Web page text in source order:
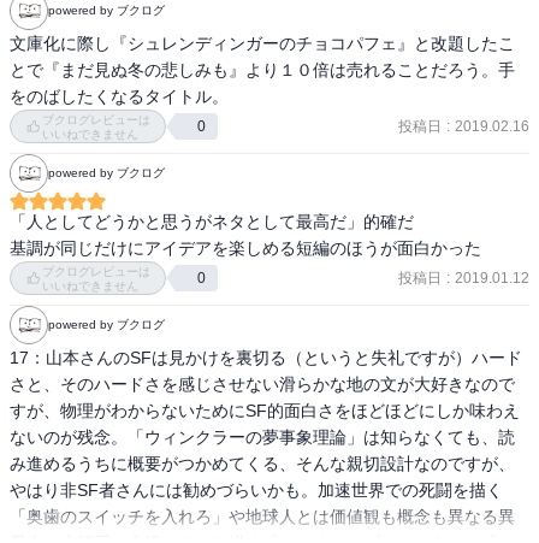
時間圧縮装置を付けられたサイボーグの話「奥歯のスイッチを入れ
ろ」
異星人とともに、謎の海賊船を追っていく話「バイオシップハンタ
ー」
文明消失の謎を解くため、超文明の末裔に出てこないかと話を聞き
に行ったら詩人にしか話さないぞと言われた話「メデューサの呪
文」
情報だけやりとりしてエントロピーが変わらないからタイムトラベ
ル出来るよ、という「まだ見ぬ冬の悲しみも」
人類の7パーセントは哲学的ゾンビだった話「七パーセントのテンム
ー」
実在の人物をなぜかクトゥルフ的ホラー話の主人公にしてしまった
「闇からの衝動」
以上7編。
powered by ブクログ
文庫化に際し『シュレンディンガーのチョコパフェ』と改題したこ
とで『まだ見ぬ冬の悲しみも』より１０倍は売れることだろう。手
をのばしたくなるタイトル。
ブクログレビューは
いいねできません
0 投稿日 : 2019.02.16
powered by ブクログ
「人としてどうかと思うがネタとして最高だ」的確だ
基調が同じだけにアイデアを楽しめる短編のほうが面白かった
ブクログレビューは
いいねできません
0 投稿日 : 2019.01.12
powered by ブクログ
17：山本さんのSFは見かけを裏切る（というと失礼ですが）ハード
さと、そのハードさを感じさせない滑らかな地の文が大好きなので
すが、物理がわからないためにSF的面白さをほどほどにしか味わえ
ないのが残念。「ウィンクラーの夢事象理論」は知らなくても、読
み進めるうちに概要がつかめてくる、そんな親切設計なのですが、
やはり非SF者さんには勧めづらいかも。加速世界での死闘を描く
「奥歯のスイッチを入れろ」や地球人とは価値観も概念も異なる異